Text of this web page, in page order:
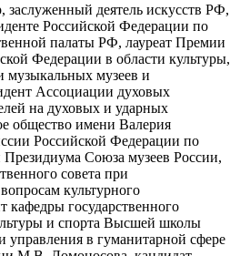
заслуженный деятель искусств РФ,
Российской Федерации по
палаты РФ, лауреат Премии
Федерации в области культуры,
музыкальных музеев и
Ассоциации духовых
на духовых и ударных
общество имени Валерия
Российской Федерации по
Союза музеев России,
совета при
культурного
кафедры государственного
и спорта Высшей школы
управления в гуманитарной сфере